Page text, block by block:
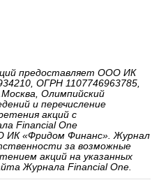
предоставляет ООО ИК
ОГРН 1107746963785,
Олимпийский
и перечисление
акций с
Financial One
ИК «Фридом Финанс». Журнал
за возможные
акций на указанных
Журнала Financial One.